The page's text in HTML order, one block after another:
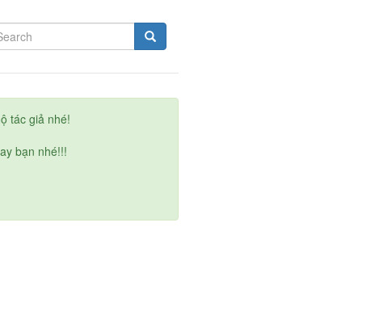
tác giả nhé!
bạn nhé!!!